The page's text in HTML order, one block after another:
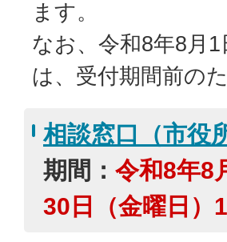
ます。
なお、令和8年8月
は、受付期間前の
相談窓口（市役
期間： 令和8年8
30日（金曜日）